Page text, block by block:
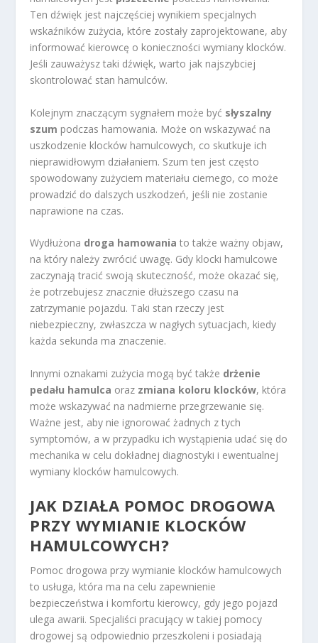
Ten dźwięk jest najczęściej wynikiem specjalnych
wskaźników zużycia, które zostały zaprojektowane, aby
informować kierowcę o konieczności wymiany klocków.
Jeśli zauważysz taki dźwięk, warto jak najszybciej
skontrolować stan hamulców.
Kolejnym znaczącym sygnałem może być słyszalny
szum podczas hamowania. Może on wskazywać na
uszkodzenie klocków hamulcowych, co skutkuje ich
nieprawidłowym działaniem. Szum ten jest często
spowodowany zużyciem materiału ciernego, co może
prowadzić do dalszych uszkodzeń, jeśli nie zostanie
naprawione na czas.
Wydłużona droga hamowania to także ważny objaw,
na który należy zwrócić uwagę. Gdy klocki hamulcowe
zaczynają tracić swoją skuteczność, może okazać się,
że potrzebujesz znacznie dłuższego czasu na
zatrzymanie pojazdu. Taki stan rzeczy jest
niebezpieczny, zwłaszcza w nagłych sytuacjach, kiedy
każda sekunda ma znaczenie.
Innymi oznakami zużycia mogą być także drżenie
pedału hamulca oraz zmiana koloru klocków, która
może wskazywać na nadmierne przegrzewanie się.
Ważne jest, aby nie ignorować żadnych z tych
symptomów, a w przypadku ich wystąpienia udać się do
mechanika w celu dokładnej diagnostyki i ewentualnej
wymiany klocków hamulcowych.
JAK DZIAŁA POMOC DROGOWA
PRZY WYMIANIE KLOCKÓW
HAMULCOWYCH?
Pomoc drogowa przy wymianie klocków hamulcowych
to usługa, która ma na celu zapewnienie
bezpieczeństwa i komfortu kierowcy, gdy jego pojazd
ulega awarii. Specjaliści pracujący w takiej pomocy
drogowej są odpowiednio przeszkoleni i posiadają